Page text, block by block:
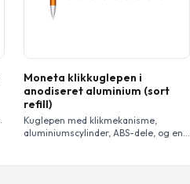
Moneta klikkuglepen i
anodiseret aluminium (sort
refill)
Kuglepen med klikmekanisme,
aluminiumscylinder, ABS-dele, og en